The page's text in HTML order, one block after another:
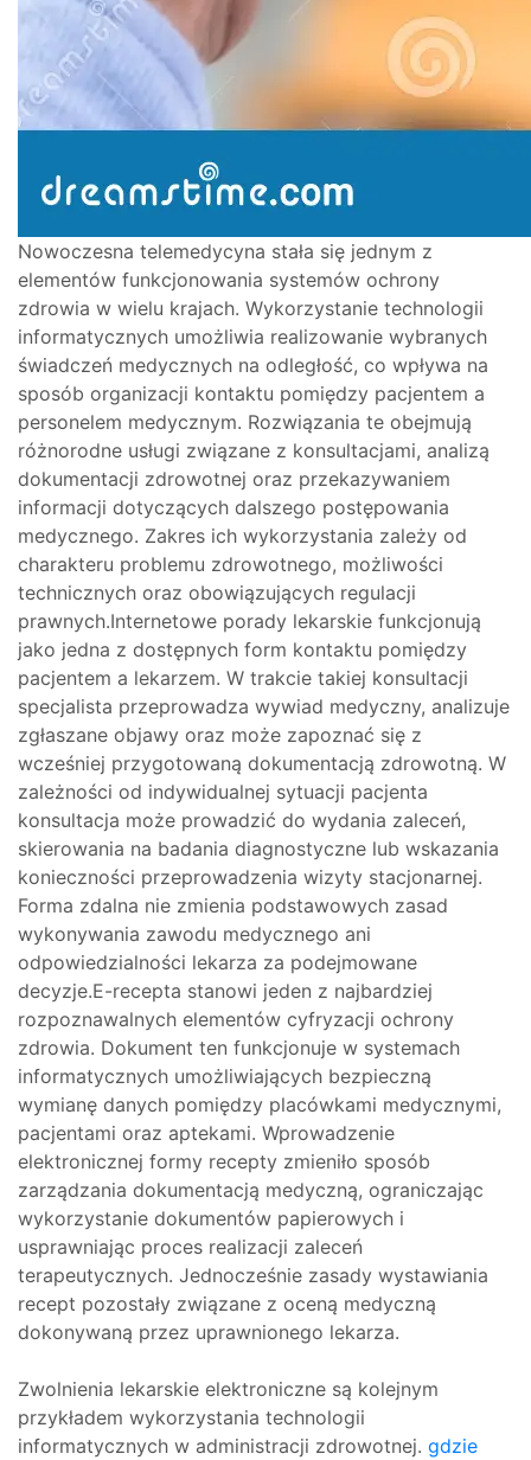
Nowoczesna telemedycyna stała się jednym z
elementów funkcjonowania systemów ochrony
zdrowia w wielu krajach. Wykorzystanie technologii
informatycznych umożliwia realizowanie wybranych
świadczeń medycznych na odległość, co wpływa na
sposób organizacji kontaktu pomiędzy pacjentem a
personelem medycznym. Rozwiązania te obejmują
różnorodne usługi związane z konsultacjami, analizą
dokumentacji zdrowotnej oraz przekazywaniem
informacji dotyczących dalszego postępowania
medycznego. Zakres ich wykorzystania zależy od
charakteru problemu zdrowotnego, możliwości
technicznych oraz obowiązujących regulacji
prawnych.Internetowe porady lekarskie funkcjonują
jako jedna z dostępnych form kontaktu pomiędzy
pacjentem a lekarzem. W trakcie takiej konsultacji
specjalista przeprowadza wywiad medyczny, analizuje
zgłaszane objawy oraz może zapoznać się z
wcześniej przygotowaną dokumentacją zdrowotną. W
zależności od indywidualnej sytuacji pacjenta
konsultacja może prowadzić do wydania zaleceń,
skierowania na badania diagnostyczne lub wskazania
konieczności przeprowadzenia wizyty stacjonarnej.
Forma zdalna nie zmienia podstawowych zasad
wykonywania zawodu medycznego ani
odpowiedzialności lekarza za podejmowane
decyzje.E-recepta stanowi jeden z najbardziej
rozpoznawalnych elementów cyfryzacji ochrony
zdrowia. Dokument ten funkcjonuje w systemach
informatycznych umożliwiających bezpieczną
wymianę danych pomiędzy placówkami medycznymi,
pacjentami oraz aptekami. Wprowadzenie
elektronicznej formy recepty zmieniło sposób
zarządzania dokumentacją medyczną, ograniczając
wykorzystanie dokumentów papierowych i
usprawniając proces realizacji zaleceń
terapeutycznych. Jednocześnie zasady wystawiania
recept pozostały związane z oceną medyczną
dokonywaną przez uprawnionego lekarza.
Zwolnienia lekarskie elektroniczne są kolejnym
przykładem wykorzystania technologii
informatycznych w administracji zdrowotnej. gdzie